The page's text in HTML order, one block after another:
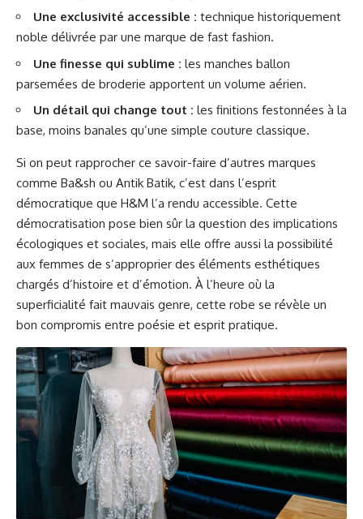
Une exclusivité accessible : technique historiquement
noble délivrée par une marque de fast fashion.
Une finesse qui sublime : les manches ballon
parsemées de broderie apportent un volume aérien.
Un détail qui change tout : les finitions festonnées à la
base, moins banales qu’une simple couture classique.
Si on peut rapprocher ce savoir-faire d’autres marques
comme Ba&sh ou Antik Batik, c’est dans l’esprit
démocratique que H&M l’a rendu accessible. Cette
démocratisation pose bien sûr la question des implications
écologiques et sociales, mais elle offre aussi la possibilité
aux femmes de s’approprier des éléments esthétiques
chargés d’histoire et d’émotion. À l’heure où la
superficialité fait mauvais genre, cette robe se révèle un
bon compromis entre poésie et esprit pratique.